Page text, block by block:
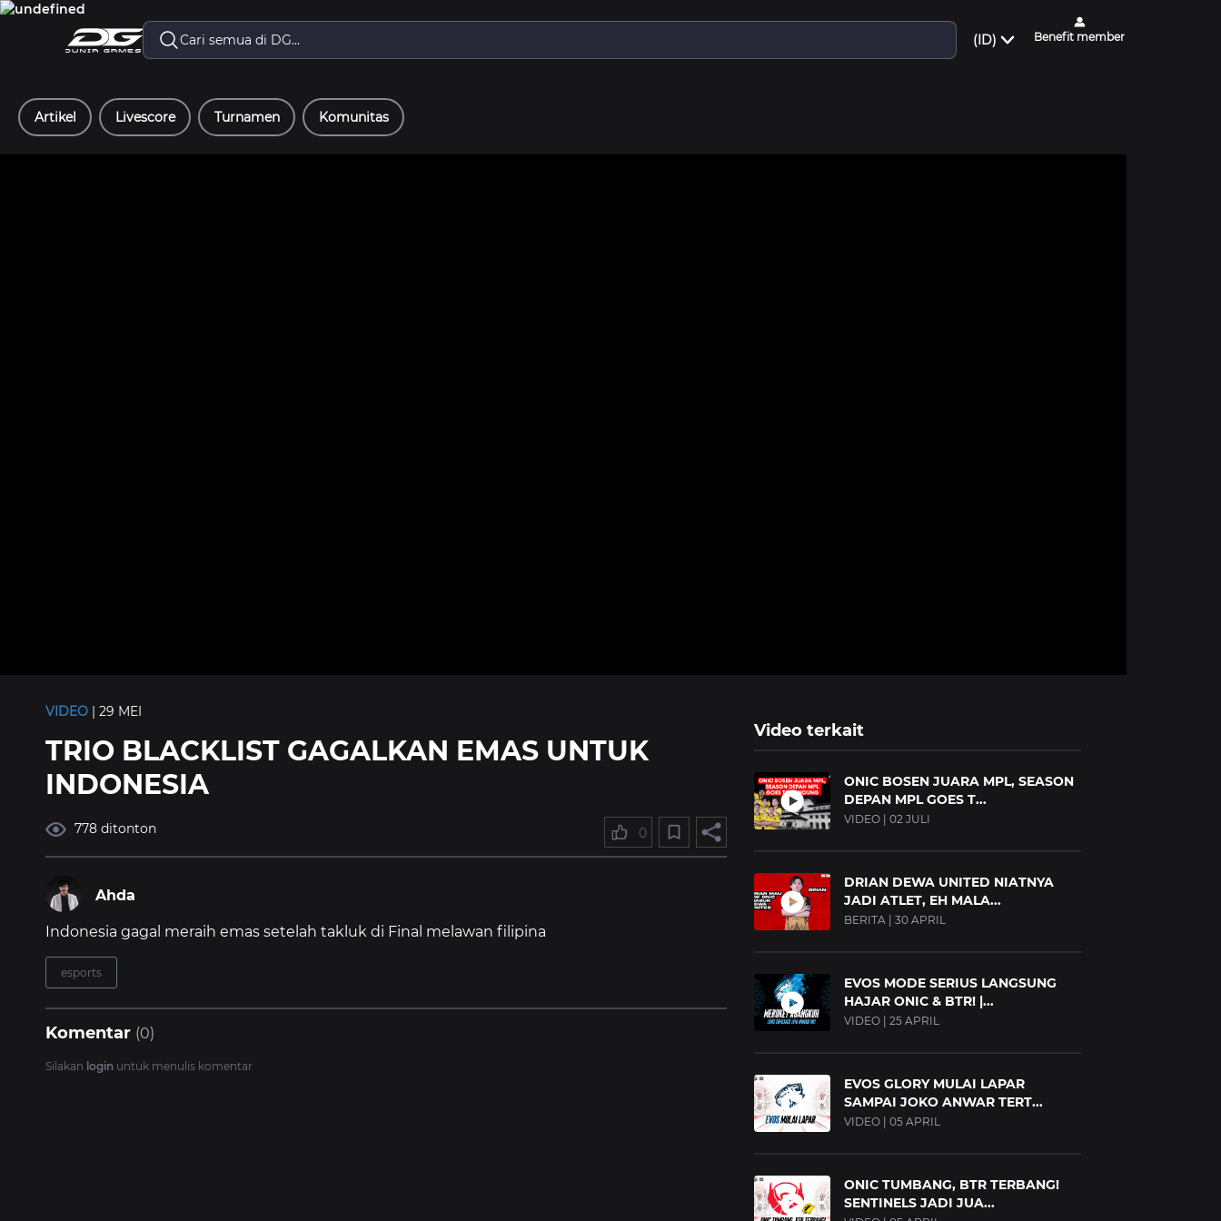
(ID) Benefit member
Artikel Livescore Turnamen Komunitas
VIDEO | 29 MEI
TRIO BLACKLIST GAGALKAN EMAS UNTUK
INDONESIA
778 ditonton 0
Ahda
Indonesia gagal meraih emas setelah takluk di Final melawan filipina
esports
Komentar (0)
Silakan login untuk menulis komentar
Video terkait
ONIC BOSEN JUARA MPL, SEASON
DEPAN MPL GOES T...
VIDEO | 02 JULI
DRIAN DEWA UNITED NIATNYA
JADI ATLET, EH MALA...
BERITA | 30 APRIL
EVOS MODE SERIUS LANGSUNG
HAJAR ONIC & BTR! |...
VIDEO | 25 APRIL
EVOS GLORY MULAI LAPAR
SAMPAI JOKO ANWAR TERT...
VIDEO | 05 APRIL
ONIC TUMBANG, BTR TERBANG!
SENTINELS JADI JUA...